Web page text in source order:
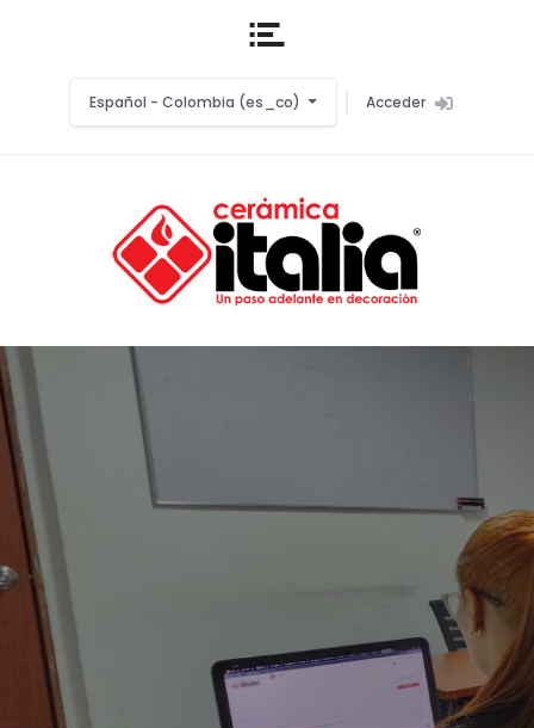
Español - Colombia ‎(es_co)‎ Acceder